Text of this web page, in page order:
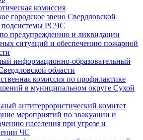
комиссия
городское звено Свердловской
подсистемы РСЧС
предупреждению и ликвидации
ситуаций и обеспечению пожарной
информационно-образовательный
области
комиссия по профилактике
в муниципальном округе Сухой
антитеррористический комитет
мероприятий по эвакуации и
населения при угрозе и
ЧС